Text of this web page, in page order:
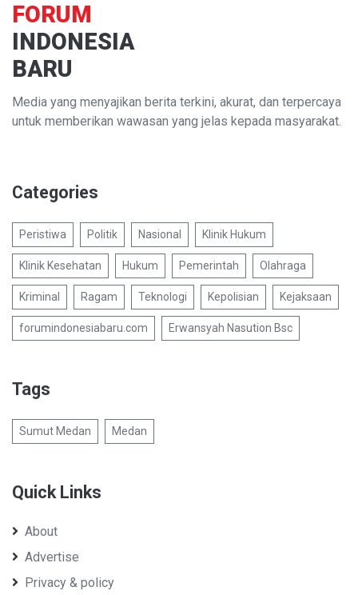
FORUM
INDONESIA
BARU
Media yang menyajikan berita terkini, akurat, dan terpercaya
untuk memberikan wawasan yang jelas kepada masyarakat.
Categories
Peristiwa Politik Nasional Klinik Hukum
Klinik Kesehatan Hukum Pemerintah Olahraga
Kriminal Ragam Teknologi Kepolisian Kejaksaan
forumindonesiabaru.com Erwansyah Nasution Bsc
Tags
Sumut Medan Medan
Quick Links
About
Advertise
Privacy & policy